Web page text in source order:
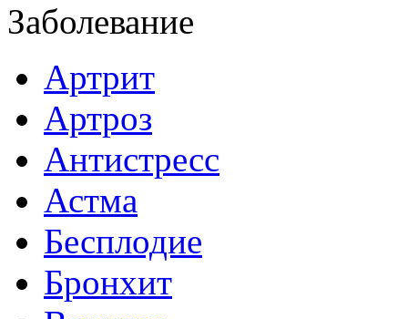
Заболевание
Артрит
Артроз
Антистресс
Астма
Бесплодие
Бронхит